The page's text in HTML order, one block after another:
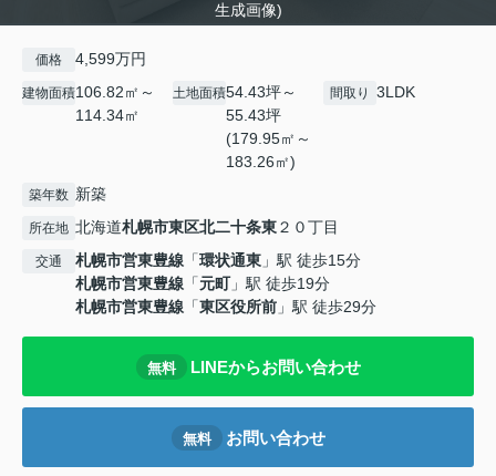
生成画像)
価格 4,599万円
建物面積106.82㎡～
114.34㎡
土地面積54.43坪～
55.43坪
(179.95㎡～
183.26㎡)
間取り 3LDK
築年数 新築
所在地 北海道札幌市東区北二十条東２０丁目
交通 札幌市営東豊線 「環状通東 」駅 徒歩15分
札幌市営東豊線 「元町」駅 徒歩19分
札幌市営東豊線 「東区役所前 」駅 徒歩29分
無料 LINEからお問い合わせ
無料 お問い合わせ